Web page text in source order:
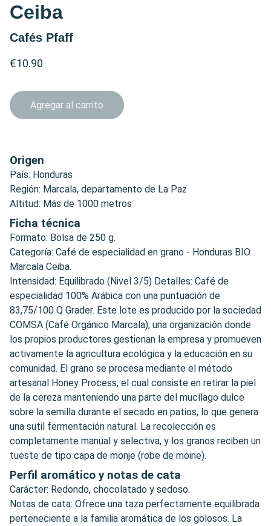
Ceiba
Cafés Pfaff
€10.90
Agregar al carrito
Origen
País: Honduras
Región: Marcala, departamento de La Paz
Altitud: Más de 1000 metros
Ficha técnica
Formato: Bolsa de 250 g.
Categoría: Café de especialidad en grano - Honduras BIO
Marcala Ceiba.
Intensidad: Equilibrado (Nivel 3/5) Detalles: Café de
especialidad 100% Arábica con una puntuación de
83,75/100 Q Grader. Este lote es producido por la sociedad
COMSA (Café Orgánico Marcala), una organización donde
los propios productores gestionan la empresa y promueven
activamente la agricultura ecológica y la educación en su
comunidad. El grano se procesa mediante el método
artesanal Honey Process, el cual consiste en retirar la piel
de la cereza manteniendo una parte del mucílago dulce
sobre la semilla durante el secado en patios, lo que genera
una sutil fermentación natural. La recolección es
completamente manual y selectiva, y los granos reciben un
tueste de tipo capa de monje (robe de moine).
Perfil aromático y notas de cata
Carácter: Redondo, chocolatado y sedoso.
Notas de cata: Ofrece una taza perfectamente equilibrada
perteneciente a la familia aromática de los golosos. La